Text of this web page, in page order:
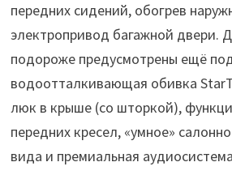
передних сидений, обогрев
электропривод багажной двери.
подороже предусмотрены ещё
водоотталкивающая обивка
люк в крыше (со шторкой),
передних кресел, «умное»
вида и премиальная